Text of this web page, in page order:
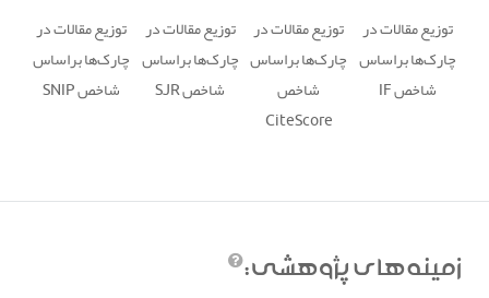
توزیع مقالات در
چارک‌ها براساس
شاخص IF
توزیع مقالات در
چارک‌ها براساس
شاخص
CiteScore
توزیع مقالات در
چارک‌ها براساس
شاخص SJR
توزیع مقالات در
چارک‌ها براساس
شاخص SNIP
زمينه‌هاي پژوهشي: